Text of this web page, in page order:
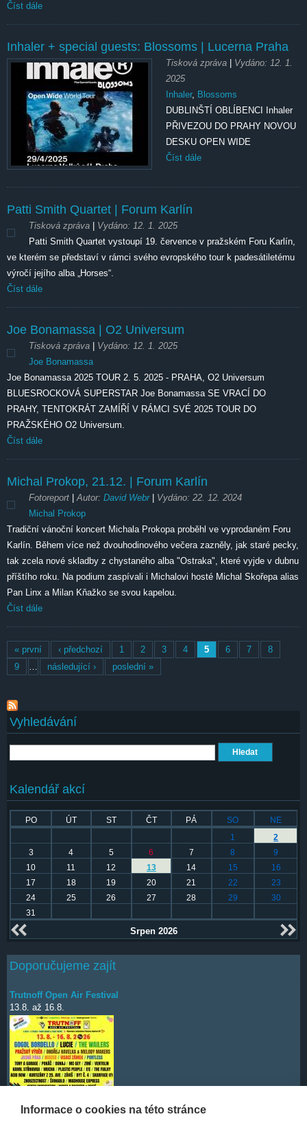
Číst dále
Inhaler + special guests: Blossoms | Lucerna Praha
Tisková zpráva Vydáno: 12. 1.
2025
Inhaler, Blossoms
DUBLINŠTÍ OBLÍBENCI Inhaler
PŘIVEZOU DO PRAHY NOVOU
DESKU OPEN WIDE
Číst dále
Patti Smith Quartet | Forum Karlín
Tisková zpráva Vydáno: 12. 1. 2025
Patti Smith Quartet vystoupí 19. července v pražském Foru Karlín,
ve kterém se představí v rámci svého evropského tour k padesátiletému
výročí jejího alba „Horses“.
Číst dále
Joe Bonamassa | O2 Universum
Tisková zpráva Vydáno: 12. 1. 2025
Joe Bonamassa
Joe Bonamassa 2025 TOUR 2. 5. 2025 - PRAHA, O2 Universum
BLUESROCKOVÁ SUPERSTAR Joe Bonamassa SE VRACÍ DO
PRAHY, TENTOKRÁT ZAMÍŘÍ V RÁMCI SVÉ 2025 TOUR DO
PRAŽSKÉHO O2 Universum.
Číst dále
Michal Prokop, 21.12. | Forum Karlín
Fotoreport |Autor: David Webr Vydáno: 22. 12. 2024
Michal Prokop
Tradiční vánoční koncert Michala Prokopa proběhl ve vyprodaném Foru
Karlín. Během více než dvouhodinového večera zazněly, jak staré pecky,
tak zcela nové skladby z chystaného alba "Ostraka", které vyjde v dubnu
příštího roku. Na podium zaspívali i Michalovi hosté Michal Skořepa alias
Pan Linx a Milan Kňažko se svou kapelou.
Číst dále
Stránky
« první ‹ předchozí 1 2 3 4 5 6 7
8
9
… následující › poslední »
Vyhledávání
Kalendář akcí
PO ÚT ST ČT PÁ SO
NE
1
2
3
4 5 6 7 8
9
10
11 12 13 14 15
16
17
18 19 20 21 22
23
24
25 26 27 28 29
30
31
Srpen 2026
Doporučujeme zajít
Trutnoff Open Air Festival
13.8. až 16.8.
Informace o cookies na této stránce